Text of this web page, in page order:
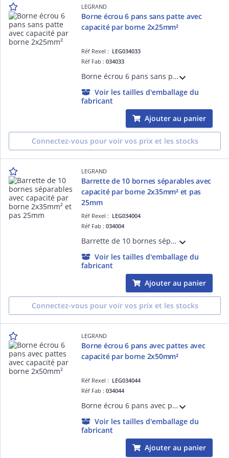
LEGRAND
Borne écrou 6 pans sans patte avec
capacité par borne 2x25mm²
Réf Rexel : LEG034033
Réf Fab :034033
Borne écrou 6 pans sans patte avec capacité par borne 2x25mm² - largeur fente pour passage du câble 7,4mm - hauteur hors tout 49mm
Voir les tailles d'emballage du
fabricant
Ajouter au panier
Connectez-vous pour voir vos prix et les stocks
LEGRAND
Barrette de 10 bornes séparables avec
capacité par borne 2x35mm² et pas
25mm
Réf Rexel : LEG034004
Réf Fab :034004
Barrette de 10 bornes séparables avec pattes - capacité par borne 2x35mm² et pas 25mm - gris
Voir les tailles d'emballage du
fabricant
Ajouter au panier
Connectez-vous pour voir vos prix et les stocks
LEGRAND
Borne écrou 6 pans avec pattes avec
capacité par borne 2x50mm²
Réf Rexel : LEG034044
Réf Fab :034044
Borne écrou 6 pans avec pattes avec capacité par borne 2x50mm² - largeur fente pour passage du câble 9,5mm - hauteur hors tout 59mm - entraxe de fixation 44mm
Voir les tailles d'emballage du
fabricant
Ajouter au panier